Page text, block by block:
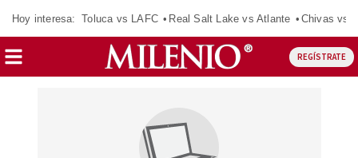
Hoy interesa: Toluca vs LAFC Real Salt Lake vs Atlante Chivas vs
REGÍSTRATE